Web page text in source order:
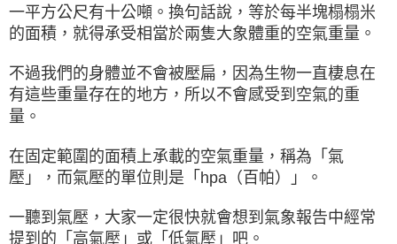
一平方公尺有十公噸。換句話說，等於每半塊榻榻米
的面積，就得承受相當於兩隻大象體重的空氣重量。
不過我們的身體並不會被壓扁，因為生物一直棲息在
有這些重量存在的地方，所以不會感受到空氣的重
量。
在固定範圍的面積上承載的空氣重量，稱為「氣
壓」，而氣壓的單位則是「hpa（百帕）」。
一聽到氣壓，大家一定很快就會想到氣象報告中經常
提到的「高氣壓」或「低氣壓」吧。